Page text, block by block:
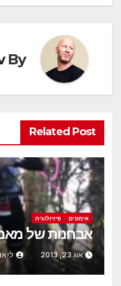
By
Related Post
אימונים פיזיולוגיה
אבחנות של
אוג 23, 2013